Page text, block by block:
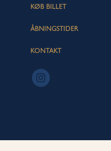
KØB BILLET
ÅBNINGSTIDER
KONTAKT